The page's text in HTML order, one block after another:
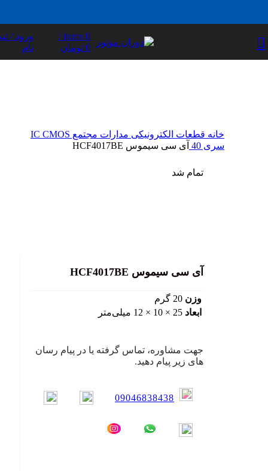
0
items
/
0 تومان
ورود /
نام
خانه قطعات الکترونیکی مدارات مجتمع IC CMOS
سری 40
آی سی سیموس HCF4017BE
تمام شد
آی سی سیموس HCF4017BE
وزن 20 گرم
ابعاد 25 × 10 × 12 میلی‌متر
جهت مشاوره، تماس گرفته یا در پیام رسان
های زیر پیام دهید.
09046838438